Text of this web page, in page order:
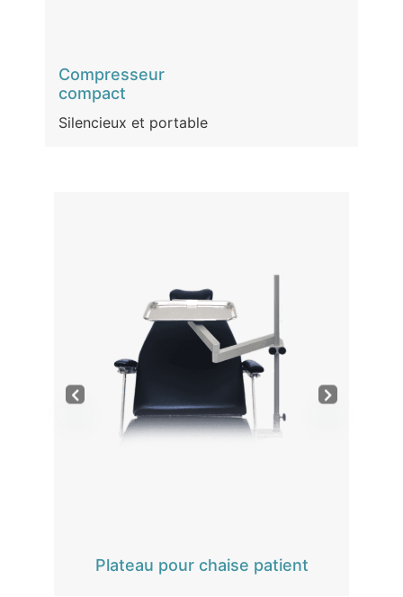
Compresseur
compact
Silencieux et portable
Plateau pour chaise patient